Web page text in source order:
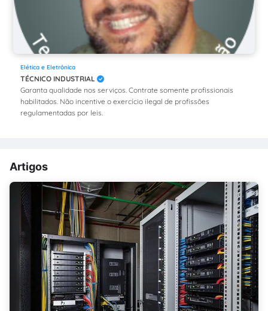
Elética e Eletrônica
TÉCNICO INDUSTRIAL
Garanta qualidade nos serviços. Contrate somente profissionais
habilitados. Não incentive o exercício ilegal de profissões
regulamentadas por leis.
Artigos